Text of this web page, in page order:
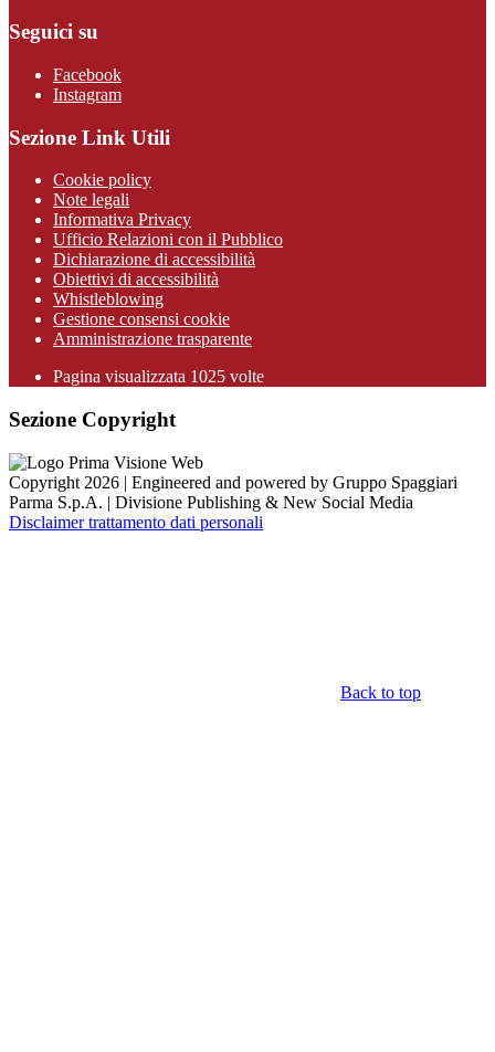
Seguici su
Facebook
Instagram
Sezione Link Utili
Cookie policy
Note legali
Informativa Privacy
Ufficio Relazioni con il Pubblico
Dichiarazione di accessibilità
Obiettivi di accessibilità
Whistleblowing
Gestione consensi cookie
Amministrazione trasparente
Pagina visualizzata 1025 volte
Sezione Copyright
Copyright 2026 | Engineered and powered by Gruppo Spaggiari
Parma S.p.A. | Divisione Publishing & New Social Media
Disclaimer trattamento dati personali
Back to top